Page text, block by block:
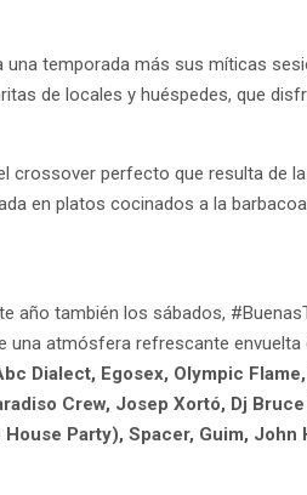
una temporada más sus míticas
de locales y huéspedes, que
crossover perfecto que resulta de
en platos cocinados a la
año también los sábados,
una atmósfera refrescante
Dialect, Egosex, Olympic
Crew, Josep Xortó, Dj
Party), Spacer, Guim, John